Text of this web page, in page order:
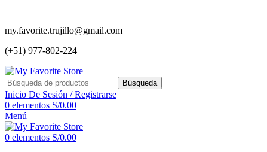
my.favorite.trujillo@gmail.com
(+51) 977-802-224
Búsqueda
Inicio De Sesión / Registrarse
0 elementos S/0.00
Menú
0 elementos S/0.00